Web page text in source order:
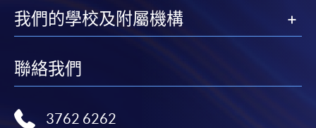
我們的學校及附屬機構
聯絡我們
3762 6262